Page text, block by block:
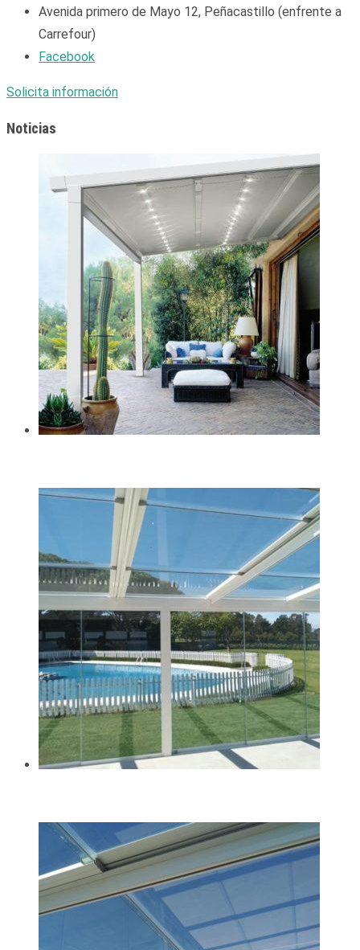
Avenida primero de Mayo 12, Peñacastillo (enfrente a
Carrefour)
Facebook
Solicita información
Noticias